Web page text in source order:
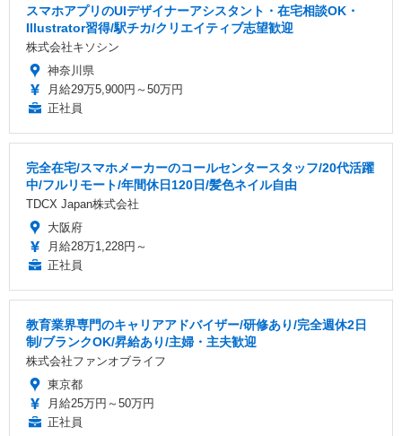
スマホアプリのUIデザイナーアシスタント・在宅相談OK・
Illustrator習得/駅チカ/クリエイティブ志望歓迎
株式会社キソシン
神奈川県
月給29万5,900円～50万円
正社員
完全在宅/スマホメーカーのコールセンタースタッフ/20代活躍
中/フルリモート/年間休日120日/髪色ネイル自由
TDCX Japan株式会社
大阪府
月給28万1,228円～
正社員
教育業界専門のキャリアアドバイザー/研修あり/完全週休2日
制/ブランクOK/昇給あり/主婦・主夫歓迎
株式会社ファンオブライフ
東京都
月給25万円～50万円
正社員